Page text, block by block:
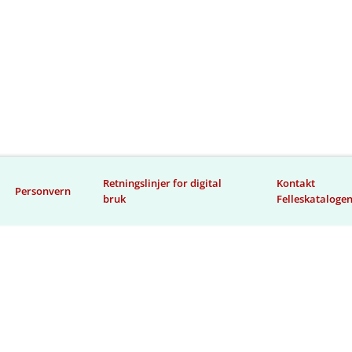
Personvern
Retningslinjer for digital
bruk
Kontakt
Felleskatalogen